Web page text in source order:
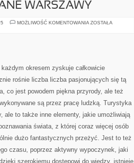
WARSZAWY
MOŻLIWOŚĆ KOMENTOWANIA KOMFORTOWE
ZOSTAŁA
okresem zyskuje całkowicie
rośnie liczba liczba pasjonujących się tą
co jest powodem piękna przyrody, ale też
są przez pracę ludzką. Turystyka
ale to także inne elementy, jakie umożliwiają
świata, z której coraz więcej osób
dużo fantastycznych przeżyć. Jest to też
czasu, poprzez aktywny wypoczynek, jaki
szerokiemu dostępowi do wiedzy, istnieje